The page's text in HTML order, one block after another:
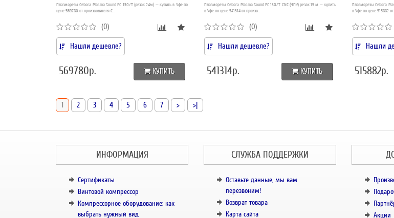
Плазморезы Cebora Plasma Sound PC 130/T (резак 24м) — купить в Уфе по
цене 569780 от производителя C..
(0)
Нашли дешевле?
569780р. КУПИТЬ
Плазморезы Cebora Plasma Sound PC 130/T CNC (ЧПУ) резак 15 м — купить
в Уфе по цене 541314 от произв..
(0)
Нашли дешевле?
541314р. КУПИТЬ
Плазморезы Cebora
в Уфе по цене 515882
Нашли
515882р.
1 2 3 4 5 6 7 > >|
ИНФОРМАЦИЯ
Сертификаты
Винтовой компрессор
Компрессорное оборудование: как
выбрать нужный вид
СЛУЖБА ПОДДЕРЖКИ
Оставьте данные, мы вам
перезвоним!
Возврат товара
Карта сайта
Акции